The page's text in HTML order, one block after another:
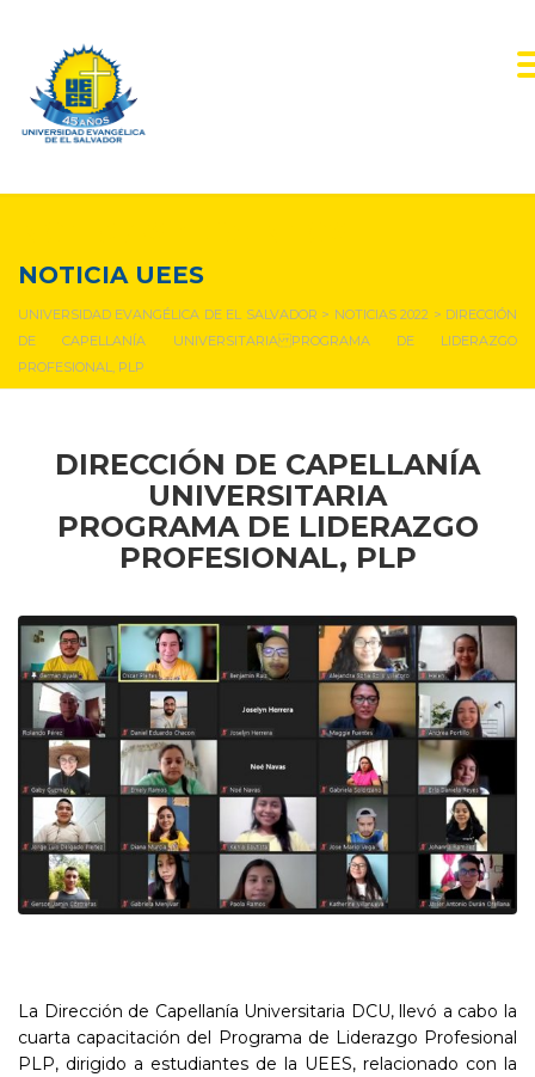
NOTICIA UEES
UNIVERSIDAD EVANGÉLICA DE EL SALVADOR > NOTICIAS 2022 > DIRECCIÓN
DE CAPELLANÍA UNIVERSITARIA PROGRAMA DE LIDERAZGO
PROFESIONAL, PLP
DIRECCIÓN DE CAPELLANÍA
UNIVERSITARIA
PROGRAMA DE LIDERAZGO
PROFESIONAL, PLP
La Dirección de Capellanía Universitaria DCU, llevó a cabo la
cuarta capacitación del Programa de Liderazgo Profesional
PLP, dirigido a estudiantes de la UEES, relacionado con la